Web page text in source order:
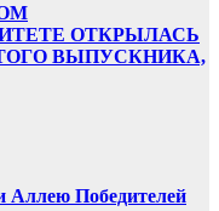
ОТКРЫЛАСЬ
ВЫПУСКНИКА,
Аллею Победителей